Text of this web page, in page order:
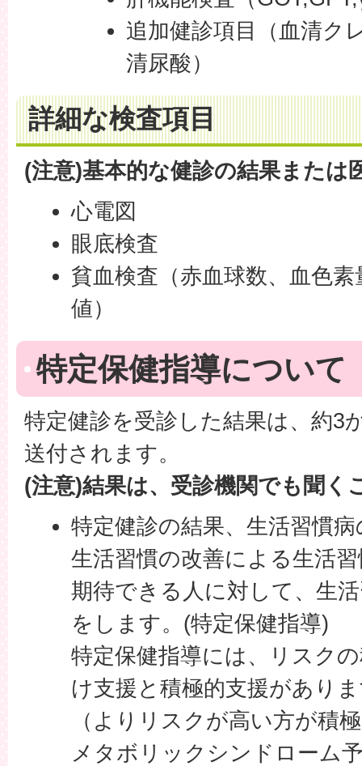
追加健診項目（血清ク
清尿酸）
詳細な検査項目
(注意)基本的な健診の結果または
心電図
眼底検査
貧血検査（赤血球数、血色
値）
特定保健指導について
特定健診を受診した結果は、約3
送付されます。
(注意)結果は、受診機関でも聞く
特定健診の結果、生活習慣
生活習慣の改善による生活
期待できる人に対して、生
をします。(特定保健指導)
特定保健指導には、リスク
け支援と積極的支援があり
（よりリスクが高い方が積
メタボリックシンドローム